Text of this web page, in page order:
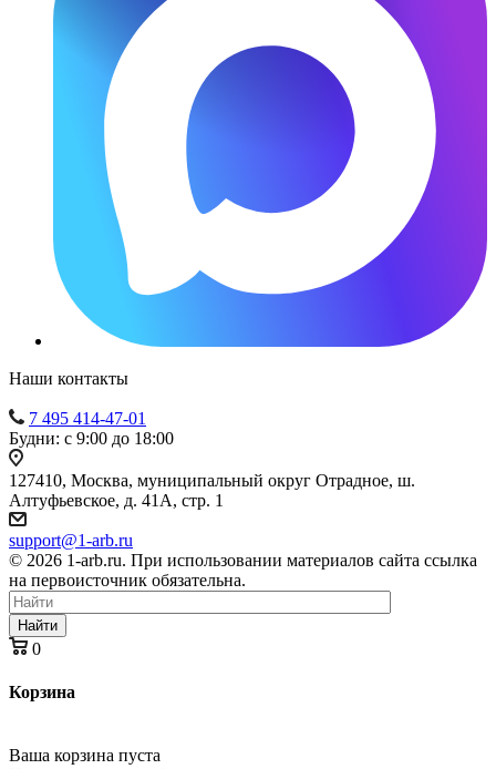
Наши контакты
7 495 414-47-01
Будни: с 9:00 до 18:00
127410, Москва, муниципальный округ Отрадное, ш.
Алтуфьевское, д. 41А, стр. 1
support@1-arb.ru
© 2026 1-arb.ru. При использовании материалов сайта ссылка
на первоисточник обязательна.
Найти
0
Корзина
Ваша корзина пуста